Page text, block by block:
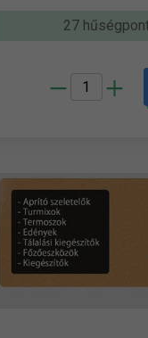
27